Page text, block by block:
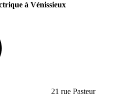
à Vénissieux
21 rue Pasteur